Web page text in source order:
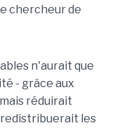
chercheur de
n'aurait que
- grâce aux
réduirait
les